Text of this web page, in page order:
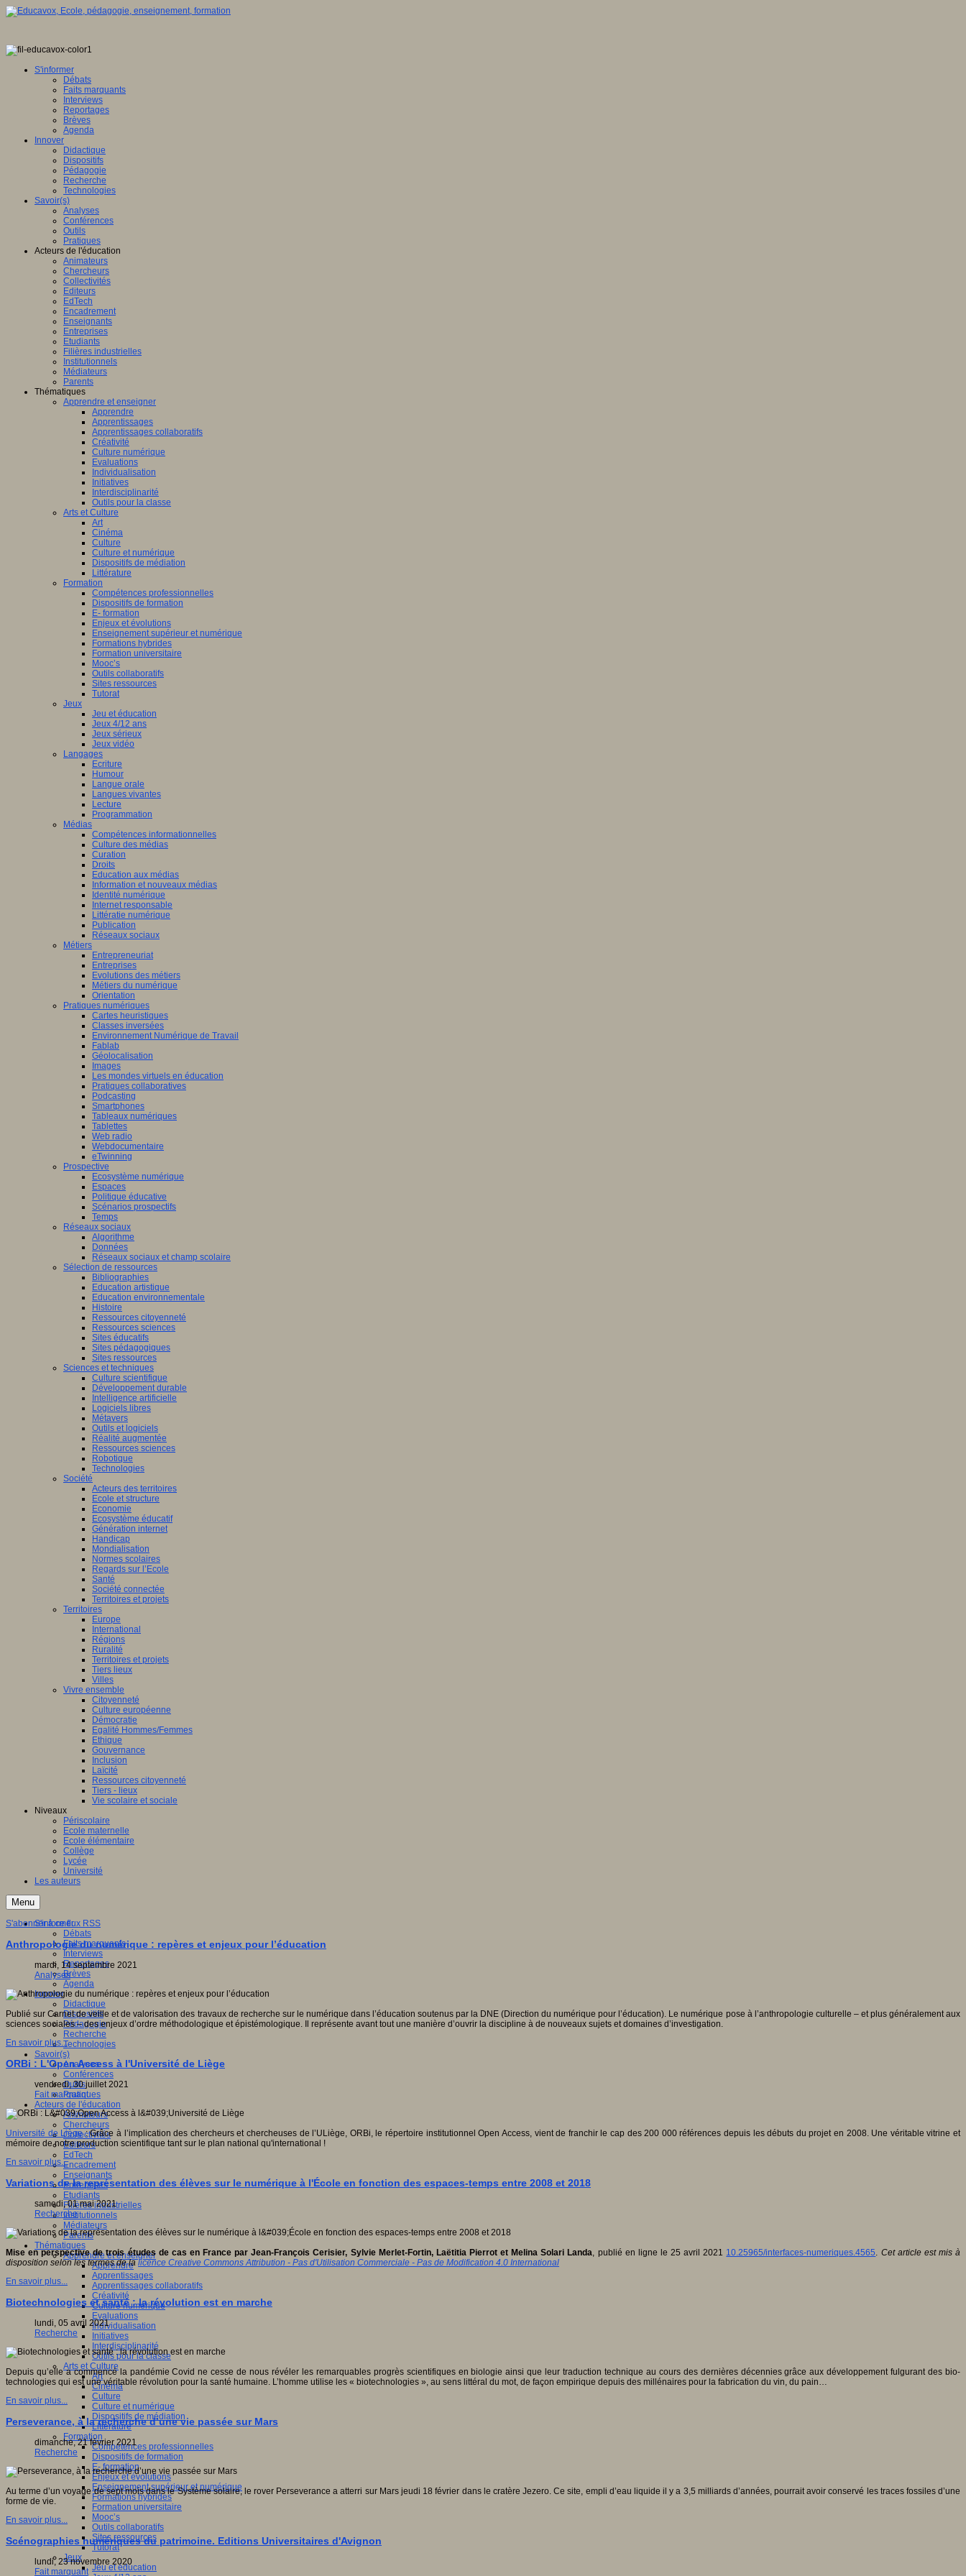
S'informer
Débats
Faits marquants
Interviews
Reportages
Brèves
Agenda
Innover
Didactique
Dispositifs
Pédagogie
Recherche
Technologies
Savoir(s)
Analyses
Conférences
Outils
Pratiques
Acteurs de l'éducation
Animateurs
Chercheurs
Collectivités
Editeurs
EdTech
Encadrement
Enseignants
Entreprises
Etudiants
Filières industrielles
Institutionnels
Médiateurs
Parents
Thématiques
Apprendre et enseigner
Apprendre
Apprentissages
Apprentissages collaboratifs
Créativité
Culture numérique
Evaluations
Individualisation
Initiatives
Interdisciplinarité
Outils pour la classe
Arts et Culture
Art
Cinéma
Culture
Culture et numérique
Dispositifs de médiation
Littérature
Formation
Compétences professionnelles
Dispositifs de formation
E- formation
Enjeux et évolutions
Enseignement supérieur et numérique
Formations hybrides
Formation universitaire
Mooc’s
Outils collaboratifs
Sites ressources
Tutorat
Jeux
Jeu et éducation
Jeux 4/12 ans
Jeux sérieux
Jeux vidéo
Langages
Ecriture
Humour
Langue orale
Langues vivantes
Lecture
Programmation
Médias
Compétences informationnelles
Culture des médias
Curation
Droits
Education aux médias
Information et nouveaux médias
Identité numérique
Internet responsable
Littératie numérique
Publication
Réseaux sociaux
Métiers
Entrepreneuriat
Entreprises
Evolutions des métiers
Métiers du numérique
Orientation
Pratiques numériques
Cartes heuristiques
Classes inversées
Environnement Numérique de Travail
Fablab
Géolocalisation
Images
Les mondes virtuels en éducation
Pratiques collaboratives
Podcasting
Smartphones
Tableaux numériques
Tablettes
Web radio
Webdocumentaire
eTwinning
Prospective
Ecosystème numérique
Espaces
Politique éducative
Scénarios prospectifs
Temps
Réseaux sociaux
Algorithme
Données
Réseaux sociaux et champ scolaire
Sélection de ressources
Bibliographies
Education artistique
Education environnementale
Histoire
Ressources citoyenneté
Ressources sciences
Sites éducatifs
Sites pédagogiques
Sites ressources
Sciences et techniques
Culture scientifique
Développement durable
Intelligence artificielle
Logiciels libres
Métavers
Outils et logiciels
Réalité augmentée
Ressources sciences
Robotique
Technologies
Société
Acteurs des territoires
Ecole et structure
Economie
Ecosystème éducatif
Génération internet
Handicap
Mondialisation
Normes scolaires
Regards sur l’Ecole
Santé
Société connectée
Territoires et projets
Territoires
Europe
International
Régions
Ruralité
Territoires et projets
Tiers lieux
Villes
Vivre ensemble
Citoyenneté
Culture européenne
Démocratie
Egalité Hommes/Femmes
Ethique
Gouvernance
Inclusion
Laïcité
Ressources citoyenneté
Tiers - lieux
Vie scolaire et sociale
Niveaux
Périscolaire
Ecole maternelle
Ecole élémentaire
Collège
Lycée
Université
Les auteurs
Menu
S'informer
Débats
Faits marquants
Interviews
Reportages
Brèves
Agenda
Innover
Didactique
Dispositifs
Pédagogie
Recherche
Technologies
Savoir(s)
Analyses
Conférences
Outils
Pratiques
Acteurs de l'éducation
Animateurs
Chercheurs
Collectivités
Editeurs
EdTech
Encadrement
Enseignants
Entreprises
Etudiants
Filières industrielles
Institutionnels
Médiateurs
Parents
Thématiques
Apprendre et enseigner
Apprendre
Apprentissages
Apprentissages collaboratifs
Créativité
Culture numérique
Evaluations
Individualisation
Initiatives
Interdisciplinarité
Outils pour la classe
Arts et Culture
Art
Cinéma
Culture
Culture et numérique
Dispositifs de médiation
Littérature
Formation
Compétences professionnelles
Dispositifs de formation
E- formation
Enjeux et évolutions
Enseignement supérieur et numérique
Formations hybrides
Formation universitaire
Mooc’s
Outils collaboratifs
Sites ressources
Tutorat
Jeux
Jeu et éducation
S'abonner à ce flux RSS
Anthropologie du numérique : repères et enjeux pour l’éducation
mardi, 14 septembre 2021
Analyses
Publié sur Carnet de veille et de valorisation des travaux de recherche sur le numérique dans l’éducation soutenus par la DNE (Direction du numérique pour l’éducation). Le numérique pose à l’anthropologie culturelle – et plus généralement aux
sciences sociales – des enjeux d’ordre méthodologique et épistémologique. Il représente avant tout une manière d’ouvrir la discipline à de nouveaux sujets et domaines d’investigation.
En savoir plus...
ORBi : L'Open Access à l'Université de Liège
vendredi, 30 juillet 2021
Fait marquant
Université de Liège: Grâce à l’implication des chercheurs et chercheuses de l’ULiège, ORBi, le répertoire institutionnel Open Access, vient de franchir le cap des 200 000 références depuis les débuts du projet en 2008. Une véritable vitrine et
mémoire de notre production scientifique tant sur le plan national qu'international !
En savoir plus...
Variations de la représentation des élèves sur le numérique à l'École en fonction des espaces-temps entre 2008 et 2018
samedi, 01 mai 2021
Recherche
Mise en perspective de trois études de cas en France par Jean-François Cerisier, Sylvie Merlet-Fortin, Laëtitia Pierrot et Melina Solari Landa, publié en ligne le 25 avril 2021 10.25965/interfaces-numeriques.4565. Cet article est mis à
disposition selon les termes de lalicence Creative Commons Attribution - Pas d'Utilisation Commerciale - Pas de Modification 4.0 International
En savoir plus...
Biotechnologies et santé : la révolution est en marche
lundi, 05 avril 2021
Recherche
Depuis qu’elle a commencé la pandémie Covid ne cesse de nous révéler les remarquables progrès scientifiques en biologie ainsi que leur traduction technique au cours des dernières décennies grâce aux développement fulgurant des bio-
technologies qui est une véritable révolution pour la santé humaine. L’homme utilise les « biotechnologies », au sens littéral du mot, de façon empirique depuis des millénaires pour la fabrication du vin, du pain…
En savoir plus...
Perseverance, à la recherche d’une vie passée sur Mars
dimanche, 21 février 2021
Recherche
Au terme d’un voyage de sept mois dans le Système solaire, le rover Perseverance a atterri sur Mars jeudi 18 février dans le cratère Jezero. Ce site, empli d’eau liquide il y a 3,5 milliards d’années, pourrait avoir conservé les traces fossiles d’une
forme de vie.
En savoir plus...
Scénographies numériques du patrimoine. Editions Universitaires d'Avignon
lundi, 23 novembre 2020
Fait marquant